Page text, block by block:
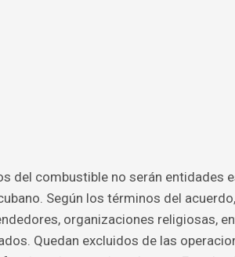
del combustible no serán entidades
Según los términos del
organizaciones religiosas,
Quedan excluidos de las